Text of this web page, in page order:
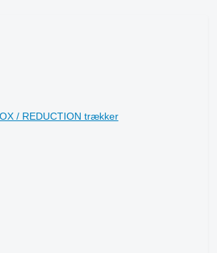
/ REDUCTION trækker